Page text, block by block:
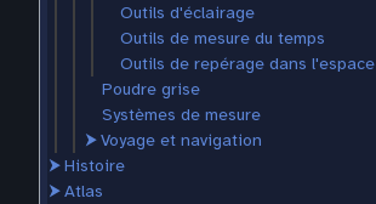
Outils d'éclairage
Outils de mesure du temps
Outils de repérage dans l'espace
Poudre grise
Systèmes de mesure
⮞Voyage et navigation
⮞Histoire
⮞Atlas